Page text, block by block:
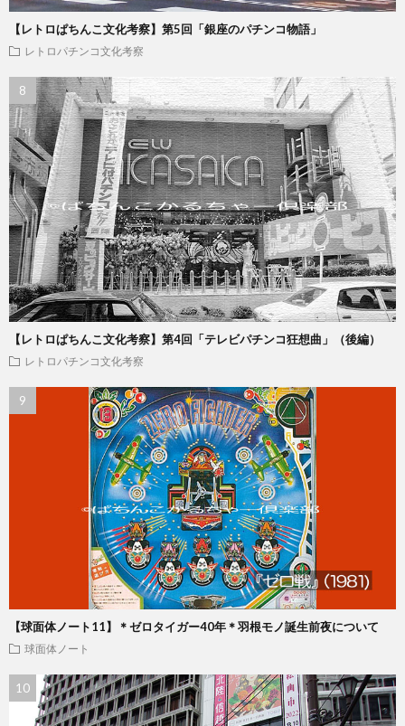
【レトロぱちんこ文化考察】第5回「銀座のパチンコ物語」
レトロパチンコ文化考察
【レトロぱちんこ文化考察】第4回「テレビパチンコ狂想曲」（後編）
レトロパチンコ文化考察
【球面体ノート11】＊ゼロタイガー40年＊羽根モノ誕生前夜について
球面体ノート